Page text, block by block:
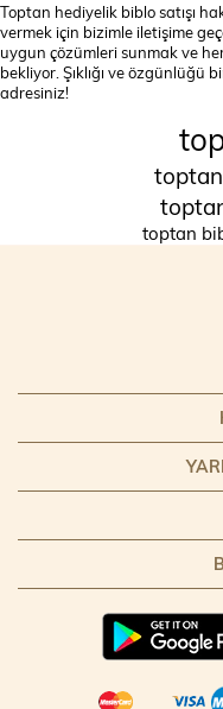
Toptan hediyelik biblo satışı
vermek için bizimle iletişime
uygun çözümleri sunmak ve
bekliyor. Şıklığı ve
adresiniz!
toptan